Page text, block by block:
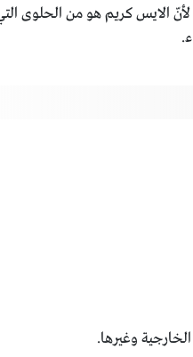
الايس كريم هو من الحلوى
وغيرها.